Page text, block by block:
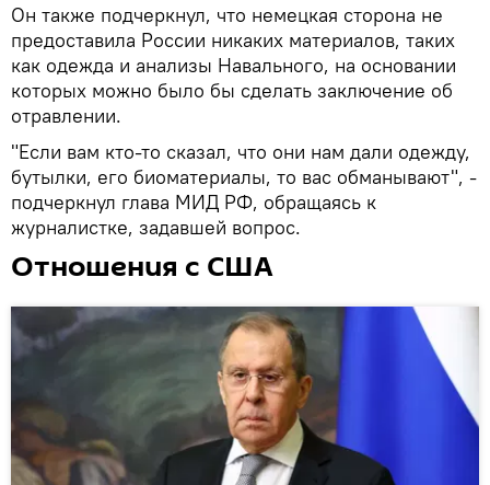
Он также подчеркнул, что немецкая сторона не
предоставила России никаких материалов, таких
как одежда и анализы Навального, на основании
которых можно было бы сделать заключение об
отравлении.
"Если вам кто-то сказал, что они нам дали одежду,
бутылки, его биоматериалы, то вас обманывают", -
подчеркнул глава МИД РФ, обращаясь к
журналистке, задавшей вопрос.
Отношения с США